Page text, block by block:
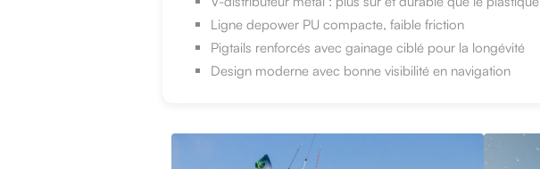
Ligne depower PU compacte, faible friction
Pigtails renforcés avec gainage ciblé pour la longévité
Design moderne avec bonne visibilité en navigation